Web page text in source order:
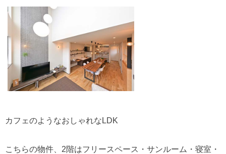
カフェのようなおしゃれなLDK
こちらの物件、2階はフリースペース・サンルーム・寝室・